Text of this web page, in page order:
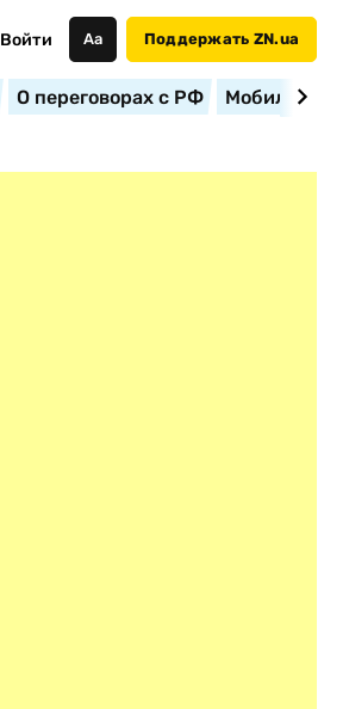
Войти Аа Поддержать ZN.ua
О переговорах с РФ